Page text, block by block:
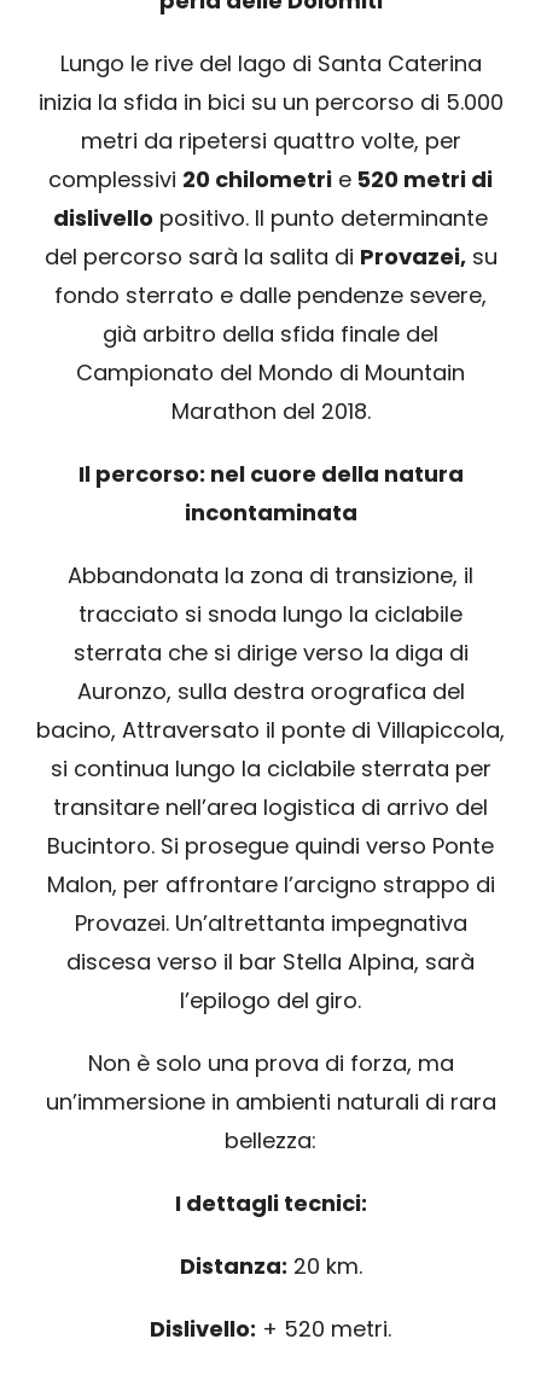
MERCHANDISING
Lungo le rive del lago di Santa Caterina
inizia la sfida in bici su un percorso di 5.000
metri da ripetersi quattro volte, per
complessivi 20 chilometri e 520 metri di
dislivello positivo. Il punto determinante
del percorso sarà la salita di Provazei,su
fondo sterrato e dalle pendenze severe,
già arbitro della sfida finale del
Campionato del Mondo di Mountain
Marathon del 2018.
Il percorso: nel cuore della natura
incontaminata
Abbandonata la zona di transizione, il
tracciato si snoda lungo la ciclabile
sterrata che si dirige verso la diga di
Auronzo, sulla destra orografica del
bacino, Attraversato il ponte di Villapiccola,
si continua lungo la ciclabile sterrata per
transitare nell’area logistica di arrivo del
Bucintoro. Si prosegue quindi verso Ponte
Malon, per affrontare l’arcigno strappo di
Provazei. Un’altrettanta impegnativa
discesa verso il bar Stella Alpina, sarà
l’epilogo del giro.
Non è solo una prova di forza, ma
un’immersione in ambienti naturali di rara
bellezza:
I dettagli tecnici:
Distanza: 20 km.
Dislivello: + 520 metri.